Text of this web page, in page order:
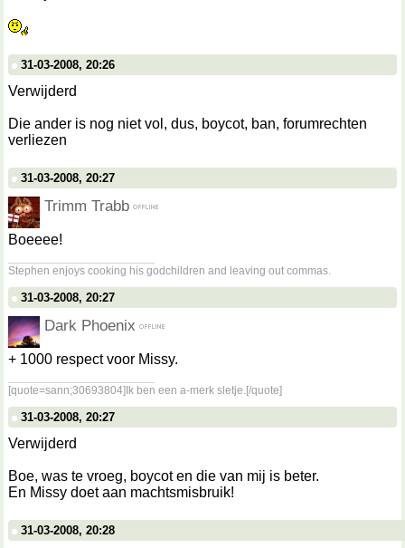
31-03-2008, 20:26
Verwijderd
Die ander is nog niet vol, dus, boycot, ban, forumrechten
verliezen
31-03-2008, 20:27
Trimm Trabb
Boeeee!
Stephen enjoys cooking his godchildren and leaving out commas.
31-03-2008, 20:27
Dark Phoenix
+ 1000 respect voor Missy.
[quote=sann;30693804]Ik ben een a-merk sletje.[/quote]
31-03-2008, 20:27
Verwijderd
Boe, was te vroeg, boycot en die van mij is beter.
En Missy doet aan machtsmisbruik!
31-03-2008, 20:28